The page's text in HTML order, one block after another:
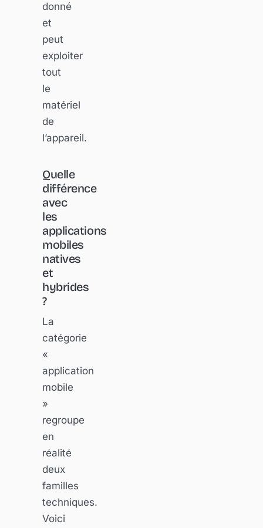
donné
et
peut
exploiter
tout
le
matériel
de
l’appareil.
Quelle
différence
avec
les
applications
mobiles
natives
et
hybrides
?
La
catégorie
«
application
mobile
»
regroupe
en
réalité
deux
familles
techniques.
Voici